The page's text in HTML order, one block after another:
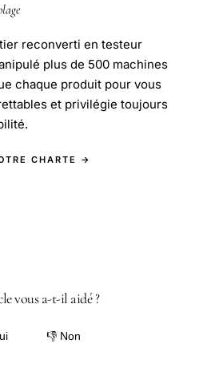
reconverti en testeur
plus de 500 machines
chaque produit pour vous
et privilégie toujours
CHARTE →
vous a-t-il aidé ?
👎 Non